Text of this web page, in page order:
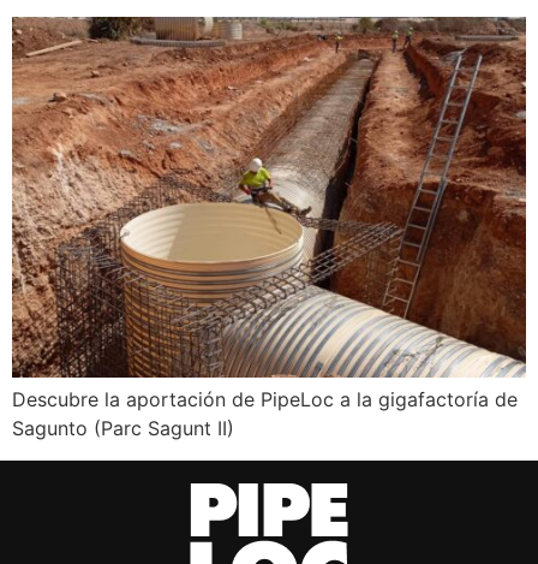
Descubre la aportación de PipeLoc a la gigafactoría de
Sagunto (Parc Sagunt II)